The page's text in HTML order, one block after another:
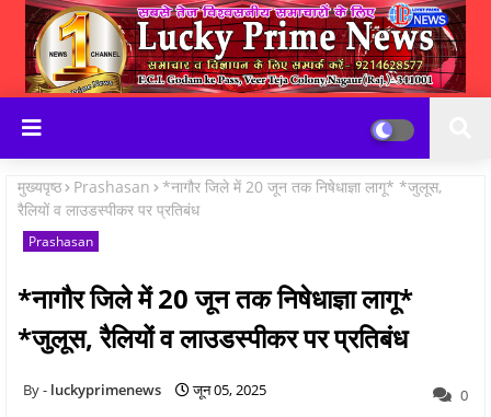
मुख्यपृष्ठ Prashasan
*नागौर जिले में 20 जून तक निषेधाज्ञा लागू* *जुलूस,
रैलियों व लाउडस्पीकर पर प्रतिबंध
Prashasan
*नागौर जिले में 20 जून तक निषेधाज्ञा लागू*
*जुलूस, रैलियों व लाउडस्पीकर पर प्रतिबंध
luckyprimenews जून 05, 2025 0